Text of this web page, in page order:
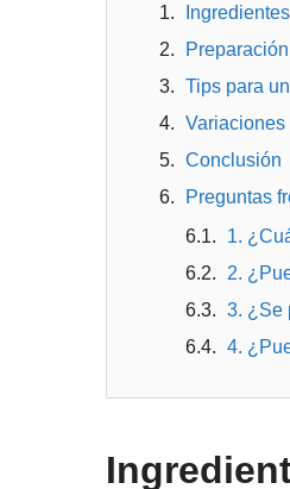
Ingredientes
Preparación
Tips para
Variaciones
Conclusión
Preguntas
1.
2.
3. ¿Se
4.